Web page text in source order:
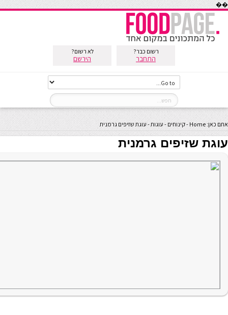
��
רשום כבר?
התחבר
לא רשום?
הירשם
אתם כאן: Home
-קינוחים - עוגות- עוגת שזיפים גרמנית
עוגת שזיפים גרמנית